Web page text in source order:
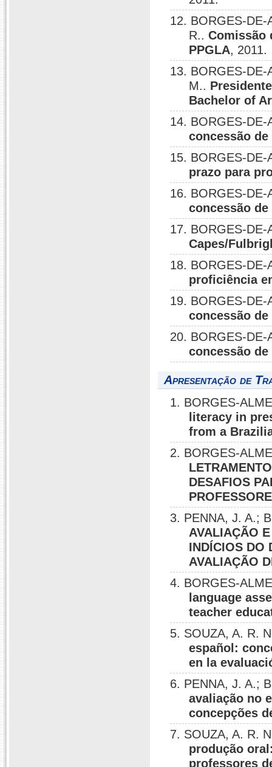
12. BORGES-DE-
R..Comissão
PPGLA, 2011.
13. BORGES-DE-
M..
Bachelor of
14. BORGES-
concessão
15. BORGES-
prazo para
16. BORGES-
concessão
17. BORGES-
Capes/
18. BORGES-
proficiência
19. BORGES-
concessão
20. BORGES-
concessão
Apresentação de
1. BORGES-
literacy in
from a
2. BORGES-
DESAFIOS
3. PENNA, J. A.;
AVALIAÇÃO
INDÍCIOS DO
AVALIAÇÃO
4. BORGES-
language
teacher
5. SOUZA, A. R.
español:
en la
6. PENNA, J. A.;
avaliação no
concepções
7. SOUZA, A. R.
produção
professores